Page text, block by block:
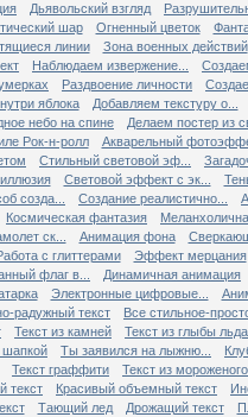
Дьявольский взгляд
шар Огненный цветок
линии
Зона военных действий
Наблюдаем извержение...
Раздвоение личности
яблока
Добавляем текстуру о...
небо на спине
Делаем постер из
Рок-н-ролл
Акварельный
Стильный световой эф...
Световой эффект с эк...
созда... Создание реалистично...
Космическая фантазия
ск... Анимация фона
с глиттерами
Эффект мерцания
флаг в...
Динамичная анимация
Электронные цифровые...
радужный текст
Все стильное-
Текст из камней
Текст из глыбы льда
шапкой Ты заявился на лыжню...
Текст граффити
Текст из мороженого
текст Красивый объемный текст
Тающий лед Дрожащий текст